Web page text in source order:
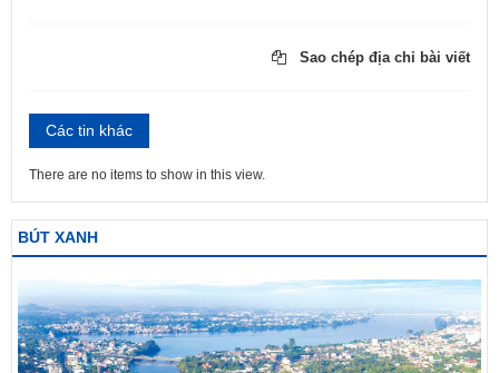
Sao chép địa chỉ bài viết
Các tin khác
There are no items to show in this view.
BÚT XANH